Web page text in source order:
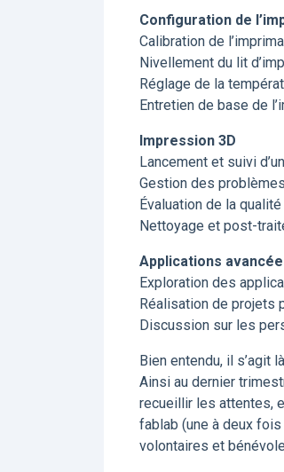
Configuration de
Calibration de
Nivellement du lit
Réglage de la
Entretien de base de
Impression 3D
Lancement et suivi
Gestion des
Évaluation de la
Nettoyage et post-
Applications
Exploration des
Réalisation de projets
Discussion sur les
Bien entendu, il s’agit
Ainsi au dernier
recueillir les attentes,
fablab (une à deux fois
volontaires et